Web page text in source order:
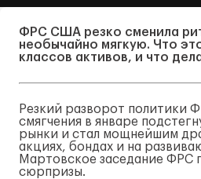
ФРС США резко сменила
необычайно мягкую. Что
классов активов, и что
Резкий разворот политики
смягчения в январе
рынки и стал мощнейшим
акциях, бондах и на
Мартовское заседание ФРС
сюрпризы.